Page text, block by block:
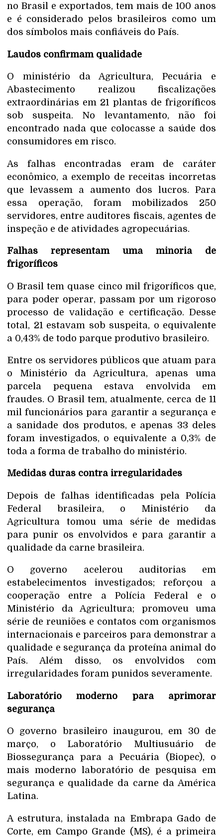
no Brasil e exportados, tem mais de 100 anos
e é considerado pelos brasileiros como um
dos símbolos mais confiáveis do País.
Laudos confirmam qualidade
O ministério da Agricultura, Pecuária e
Abastecimento realizou fiscalizações
extraordinárias em 21 plantas de frigoríficos
sob suspeita. No levantamento, não foi
encontrado nada que colocasse a saúde dos
consumidores em risco.
As falhas encontradas eram de caráter
econômico, a exemplo de receitas incorretas
que levassem a aumento dos lucros. Para
essa operação, foram mobilizados 250
servidores, entre auditores fiscais, agentes de
inspeção e de atividades agropecuárias.
Falhas representam uma minoria de
frigoríficos
O Brasil tem quase cinco mil frigoríficos que,
para poder operar, passam por um rigoroso
processo de validação e certificação. Desse
total, 21 estavam sob suspeita, o equivalente
a 0,43% de todo parque produtivo brasileiro.
Entre os servidores públicos que atuam para
o Ministério da Agricultura, apenas uma
parcela pequena estava envolvida em
fraudes. O Brasil tem, atualmente, cerca de 11
mil funcionários para garantir a segurança e
a sanidade dos produtos, e apenas 33 deles
foram investigados, o equivalente a 0,3% de
toda a forma de trabalho do ministério.
Medidas duras contra irregularidades
Depois de falhas identificadas pela Polícia
Federal brasileira, o Ministério da
Agricultura tomou uma série de medidas
para punir os envolvidos e para garantir a
qualidade da carne brasileira.
O governo acelerou auditorias em
estabelecimentos investigados; reforçou a
cooperação entre a Polícia Federal e o
Ministério da Agricultura; promoveu uma
série de reuniões e contatos com organismos
internacionais e parceiros para demonstrar a
qualidade e segurança da proteína animal do
País. Além disso, os envolvidos com
irregularidades foram punidos severamente.
Laboratório moderno para aprimorar
segurança
O governo brasileiro inaugurou, em 30 de
março, o Laboratório Multiusuário de
Biossegurança para a Pecuária (Biopec), o
mais moderno laboratório de pesquisa em
segurança e qualidade da carne da América
Latina.
A estrutura, instalada na Embrapa Gado de
Corte, em Campo Grande (MS), é a primeira